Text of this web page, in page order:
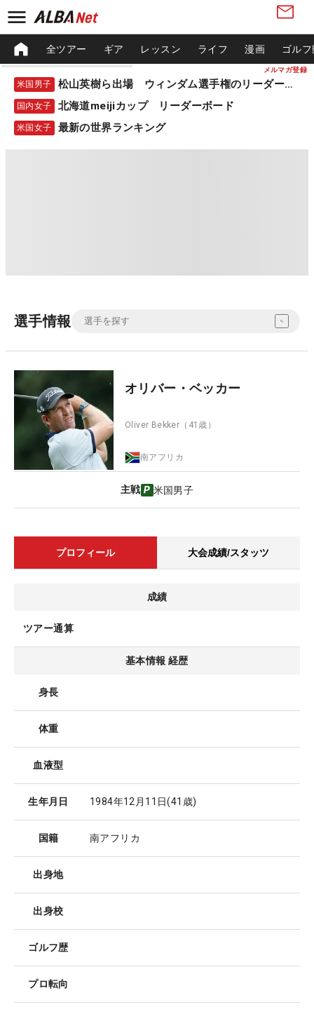
メルマガ登録
全ツアー ギア レッスン ライフ 漫画 ゴル
米国男子 松山英樹ら出場 ウィンダム選手権のリーダーボード
国内女子 北海道meijiカップ リーダーボード
米国女子 最新の世界ランキング
選手情報
オリバー・ベッカー
Oliver Bekker （41歳）
南アフリカ
主戦 米国男子
プロフィール 大会成績/スタッツ
成績
ツアー通算
基本情報 経歴
身長
体重
血液型
生年月日 1984年12月11日(41歳)
国籍 南アフリカ
出身地
出身校
ゴルフ歴
プロ転向